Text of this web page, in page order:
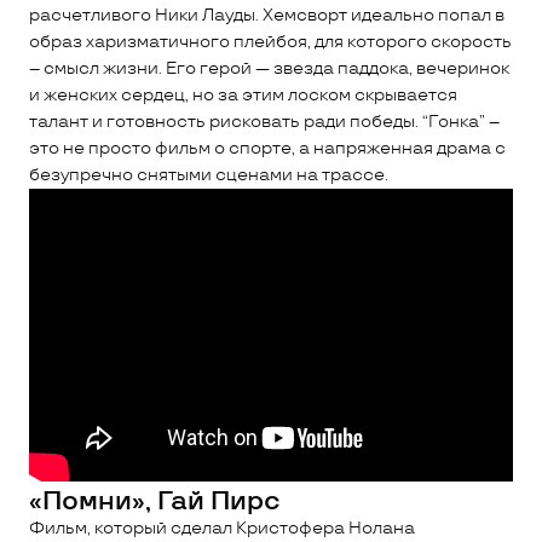
расчетливого Ники Лауды. Хемсворт идеально попал в
образ харизматичного плейбоя, для которого скорость
– смысл жизни. Его герой — звезда паддока, вечеринок
и женских сердец, но за этим лоском скрывается
талант и готовность рисковать ради победы. “Гонка” –
это не просто фильм о спорте, а напряженная драма с
безупречно снятыми сценами на трассе.
«Помни», Гай Пирс
Фильм, который сделал Кристофера Нолана